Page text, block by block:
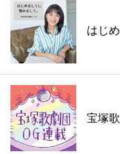
はじ
宝塚